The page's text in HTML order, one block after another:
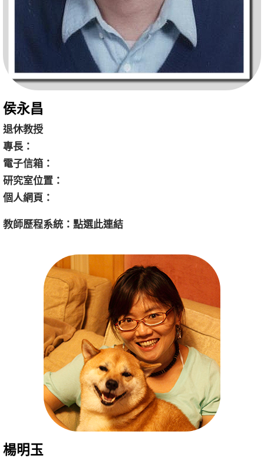
侯永昌
退休教授
專長：
電子信箱：
研究室位置：
個人網頁：
教師歷程系統： 點選此連結
楊明玉